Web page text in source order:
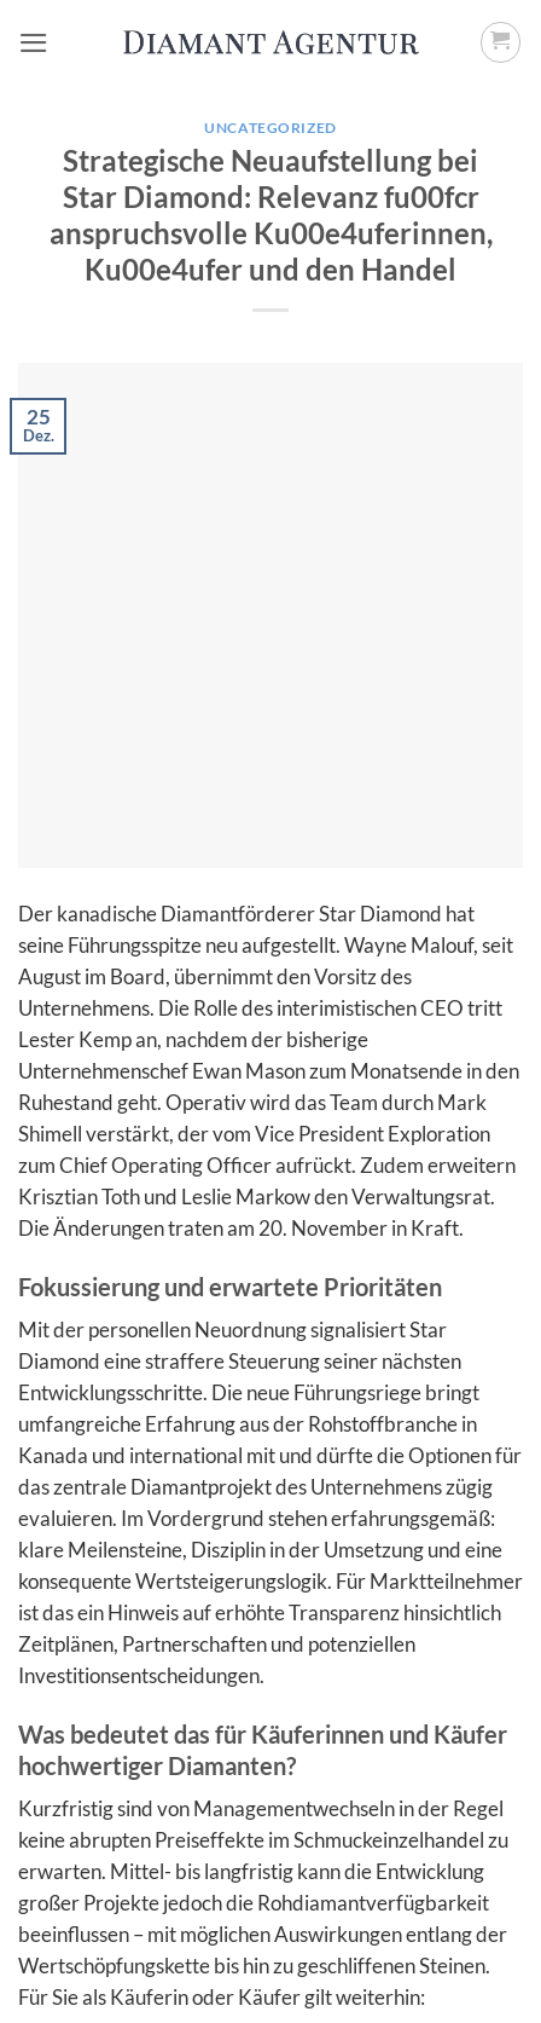
Inhalt
UNCATEGORIZED
Strategische Neuaufstellung bei
Star Diamond: Relevanz fu00fcr
anspruchsvolle Ku00e4uferinnen,
Ku00e4ufer und den Handel
25
Dez.
Der kanadische Diamantförderer Star Diamond hat
seine Führungsspitze neu aufgestellt. Wayne Malouf, seit
August im Board, übernimmt den Vorsitz des
Unternehmens. Die Rolle des interimistischen CEO tritt
Lester Kemp an, nachdem der bisherige
Unternehmenschef Ewan Mason zum Monatsende in den
Ruhestand geht. Operativ wird das Team durch Mark
Shimell verstärkt, der vom Vice President Exploration
zum Chief Operating Officer aufrückt. Zudem erweitern
Krisztian Toth und Leslie Markow den Verwaltungsrat.
Die Änderungen traten am 20. November in Kraft.
Fokussierung und erwartete Prioritäten
Mit der personellen Neuordnung signalisiert Star
Diamond eine straffere Steuerung seiner nächsten
Entwicklungsschritte. Die neue Führungsriege bringt
umfangreiche Erfahrung aus der Rohstoffbranche in
Kanada und international mit und dürfte die Optionen für
das zentrale Diamantprojekt des Unternehmens zügig
evaluieren. Im Vordergrund stehen erfahrungsgemäß:
klare Meilensteine, Disziplin in der Umsetzung und eine
konsequente Wertsteigerungslogik. Für Marktteilnehmer
ist das ein Hinweis auf erhöhte Transparenz hinsichtlich
Zeitplänen, Partnerschaften und potenziellen
Investitionsentscheidungen.
Was bedeutet das für Käuferinnen und Käufer
hochwertiger Diamanten?
Kurzfristig sind von Managementwechseln in der Regel
keine abrupten Preiseffekte im Schmuckeinzelhandel zu
erwarten. Mittel- bis langfristig kann die Entwicklung
großer Projekte jedoch die Rohdiamantverfügbarkeit
beeinflussen – mit möglichen Auswirkungen entlang der
Wertschöpfungskette bis hin zu geschliffenen Steinen.
Für Sie als Käuferin oder Käufer gilt weiterhin: